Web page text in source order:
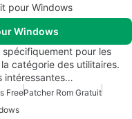
pour Windows
Windows
pour les
catégorie des utilitaires.
intéressantes…
FreePatcher Rom Gratuit